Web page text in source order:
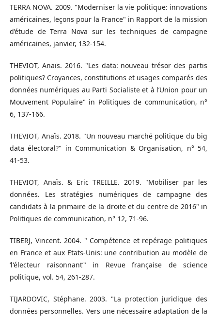
TERRA NOVA. 2009. "Moderniser la vie politique: innovations
américaines, leçons pour la France" in Rapport de la mission
d’étude de Terra Nova sur les techniques de campagne
américaines, janvier, 132-154.
THEVIOT, Anaïs. 2016. "Les data: nouveau trésor des partis
politiques? Croyances, constitutions et usages comparés des
données numériques au Parti Socialiste et à l’Union pour un
Mouvement Populaire" in Politiques de communication, n°
6, 137-166.
THEVIOT, Anaïs. 2018. "Un nouveau marché politique du big
data électoral?" in Communication & Organisation, n° 54,
41-53.
THEVIOT, Anaïs. & Eric TREILLE. 2019. "Mobiliser par les
données. Les stratégies numériques de campagne des
candidats à la primaire de la droite et du centre de 2016" in
Politiques de communication, n° 12, 71-96.
TIBERJ, Vincent. 2004. " Compétence et repérage politiques
en France et aux Etats-Unis: une contribution au modèle de
‘l'électeur raisonnant’" in Revue française de science
politique, vol. 54, 261-287.
TIJARDOVIC, Stéphane. 2003. "La protection juridique des
données personnelles. Vers une nécessaire adaptation de la